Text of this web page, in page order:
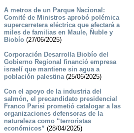
A metros de un Parque Nacional:
Comité de Ministros aprobó polémica
supercarretera eléctrica que afectará a
miles de familias en Maule, Ñuble y
Biobío(27/06/2025)
Corporación Desarrolla Biobío del
Gobierno Regional financió empresa
israelí que mantiene sin agua a
población palestina(25/06/2025)
Con el apoyo de la industria del
salmón, el precandidato presidencial
Franco Parisi prometió catalogar a las
organizaciones defensoras de la
naturaleza como “terroristas
económicos” (28/04/2025)